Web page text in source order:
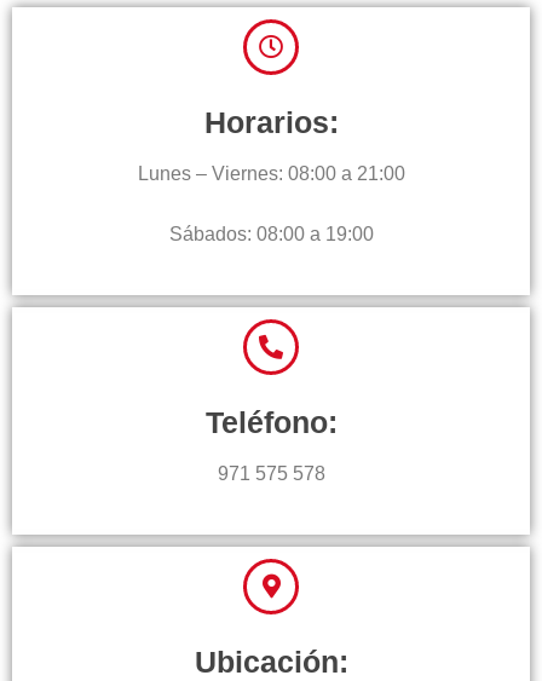
Horarios:
Lunes – Viernes: 08:00 a 21:00
Sábados: 08:00 a 19:00
Teléfono:
971 575 578
Ubicación: